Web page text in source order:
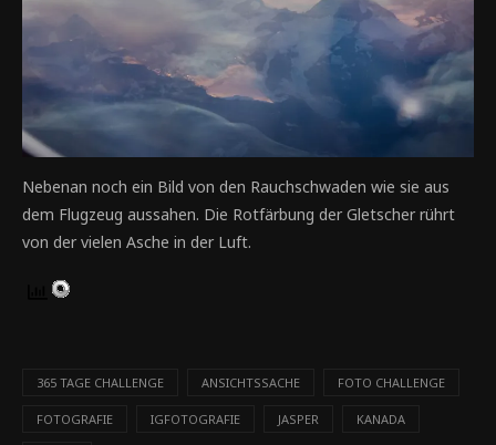
Nebenan noch ein Bild von den Rauchschwaden wie sie aus
dem Flugzeug aussahen. Die Rotfärbung der Gletscher rührt
von der vielen Asche in der Luft.
365 TAGE CHALLENGE ANSICHTSSACHE FOTO CHALLENGE
FOTOGRAFIE IGFOTOGRAFIE JASPER KANADA